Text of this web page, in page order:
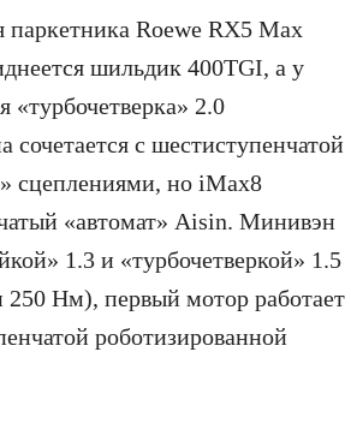
Roewe RX5 Max
шильдик 400TGI, а у
«турбочетверка» 2.0
с шестиступенчатой
сцеплениями, но iMax8
«автомат» Aisin. Минивэн
1.3 и «турбочетверкой» 1.5
250 Нм), первый мотор работает
роботизированной